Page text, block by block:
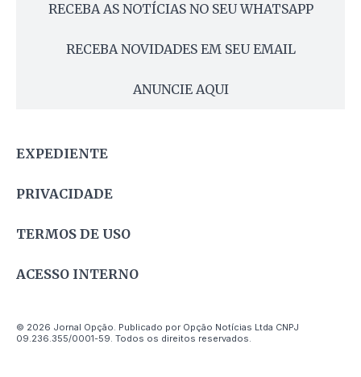
RECEBA AS NOTÍCIAS NO SEU WHATSAPP
RECEBA NOVIDADES EM SEU EMAIL
ANUNCIE AQUI
EXPEDIENTE
PRIVACIDADE
TERMOS DE USO
ACESSO INTERNO
© 2026 Jornal Opção. Publicado por Opção Notícias Ltda CNPJ
09.236.355/0001-59. Todos os direitos reservados.